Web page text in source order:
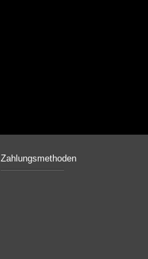
Zahlungsmethoden